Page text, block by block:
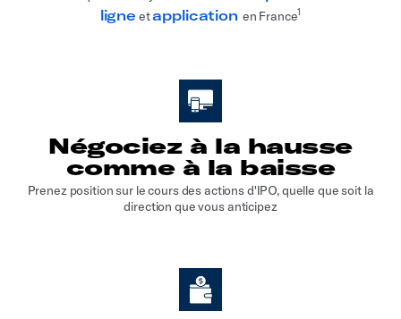
ligne etapplication en France1
Négociez à la hausse
comme à la baisse
Prenez position sur le cours des actions d'IPO, quelle que soit la
direction que vous anticipez